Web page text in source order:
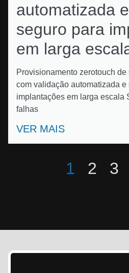
automatizada
seguro para
em larga
Provisionamento zerotouch
com validação automatizada
implantações em larga escala
falhas
VER MAIS
1 2 3